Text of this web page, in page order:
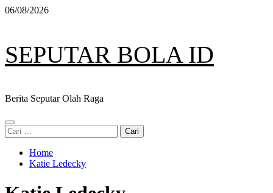
Skip
06/08/2026
SEPUTAR BOLA ID
Berita Seputar Olah Raga
Primary
Menu
Cari
untuk:
Home
Katie Ledecky